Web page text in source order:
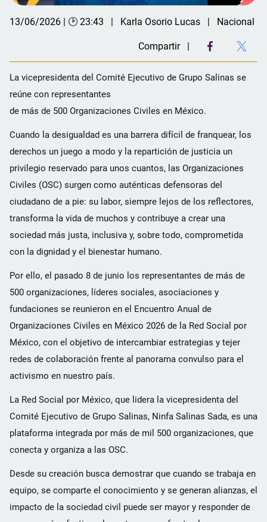
13/06/2026 | 🕑 23:43 Karla Osorio Lucas Nacional
Compartir
La vicepresidenta del Comité Ejecutivo de Grupo Salinas se
reúne con representantes
de más de 500 Organizaciones Civiles en México.
Cuando la desigualdad es una barrera difícil de franquear, los
derechos un juego a modo y la repartición de justicia un
privilegio reservado para unos cuantos, las Organizaciones
Civiles (OSC) surgen como auténticas defensoras del
ciudadano de a pie: su labor, siempre lejos de los reflectores,
transforma la vida de muchos y contribuye a crear una
sociedad más justa, inclusiva y, sobre todo, comprometida
con la dignidad y el bienestar humano.
Por ello, el pasado 8 de junio los representantes de más de
500 organizaciones, líderes sociales, asociaciones y
fundaciones se reunieron en el Encuentro Anual de
Organizaciones Civiles en México 2026 de la Red Social por
México, con el objetivo de intercambiar estrategias y tejer
redes de colaboración frente al panorama convulso para el
activismo en nuestro país.
La Red Social por México, que lidera la vicepresidenta del
Comité Ejecutivo de Grupo Salinas, Ninfa Salinas Sada, es una
plataforma integrada por más de mil 500 organizaciones, que
conecta y organiza a las OSC.
Desde su creación busca demostrar que cuando se trabaja en
equipo, se comparte el conocimiento y se generan alianzas, el
impacto de la sociedad civil puede ser mayor y responder de